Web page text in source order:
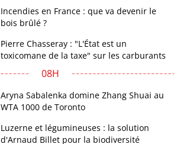
Incendies en France : que va devenir le
bois brûlé ?
Pierre Chasseray : "L'État est un
toxicomane de la taxe" sur les carburants
08H
Aryna Sabalenka domine Zhang Shuai au
WTA 1000 de Toronto
Luzerne et légumineuses : la solution
d'Arnaud Billet pour la biodiversité